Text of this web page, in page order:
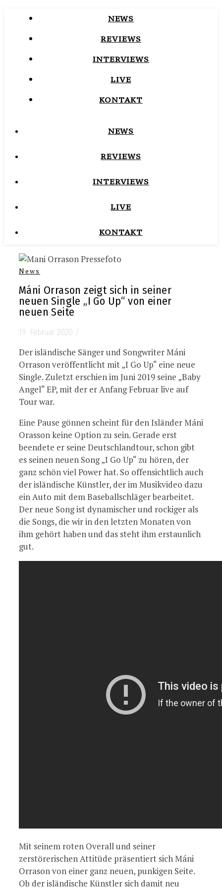
NEWS
REVIEWS
INTERVIEWS
LIVE
KONTAKT
NEWS
REVIEWS
INTERVIEWS
LIVE
KONTAKT
News
Máni Orrason zeigt sich in seiner
neuen Single „I Go Up“ von einer
neuen Seite
19. Februar 2020 /
Der isländische Sänger und Songwriter Máni
Orrason veröffentlicht mit „I Go Up“ eine neue
Single. Zuletzt erschien im Juni 2019 seine „Baby
Angel“ EP, mit der er Anfang Februar live auf
Tour war.
Eine Pause gönnen scheint für den Isländer Máni
Orasson keine Option zu sein. Gerade erst
beendete er seine Deutschlandtour, schon gibt
es seinen neuen Song „I Go Up“ zu hören, der
ganz schön viel Power hat. So offensichtlich auch
der isländische Künstler, der im Musikvideo dazu
ein Auto mit dem Baseballschläger bearbeitet.
Der neue Song ist dynamischer und rockiger als
die Songs, die wir in den letzten Monaten von
ihm gehört haben und das steht ihm erstaunlich
gut.
Mit seinem roten Overall und seiner
zerstörerischen Attitüde präsentiert sich Máni
Orrason von einer ganz neuen, punkigen Seite.
Ob der isländische Künstler sich damit neu